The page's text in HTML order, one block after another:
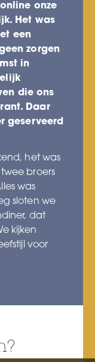
onze
Het was
een
zorgen
in
die ons
Daar
geserveerd
het was
broers
was
sloten we
dat
kijken
voor